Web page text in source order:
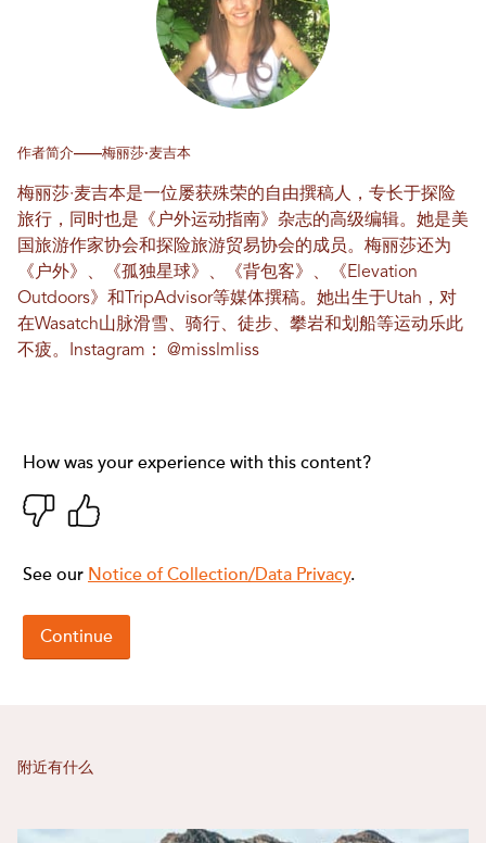
作者简介——梅丽莎·麦吉本
梅丽莎·麦吉本是一位屡获殊荣的自由撰稿人，专长于探险
旅行，同时也是《户外运动指南》杂志的高级编辑。她是美
国旅游作家协会和探险旅游贸易协会的成员。梅丽莎还为
《户外》、《孤独星球》、《背包客》、《Elevation
Outdoors》和TripAdvisor等媒体撰稿。她出生于Utah，对
在Wasatch山脉滑雪、骑行、徒步、攀岩和划船等运动乐此
不疲。Instagram： @misslmliss
附近有什么